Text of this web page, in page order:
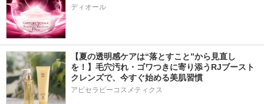
ディオール
【夏の透明感ケアは“落とすこと”から見直し
を！】毛穴汚れ・ゴワつきに寄り添うRJブースト
クレンズで、今すぐ始める美肌習慣
アピセラピーコスメティクス